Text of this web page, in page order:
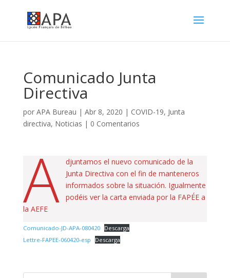
Comunicado Junta
Directiva
por APA Bureau | Abr 8, 2020 | COVID-19, Junta
directiva, Noticias | 0 Comentarios
A
djuntamos el nuevo comunicado de la
Junta Directiva con el fin de manteneros
informados sobre la situación. Igualmente
podéis ver la carta enviada por la FAPÉE a
la AEFE
Comunicado-JD-APA-080420
Descarga
Lettre-FAPEE-060420-esp
Descarga